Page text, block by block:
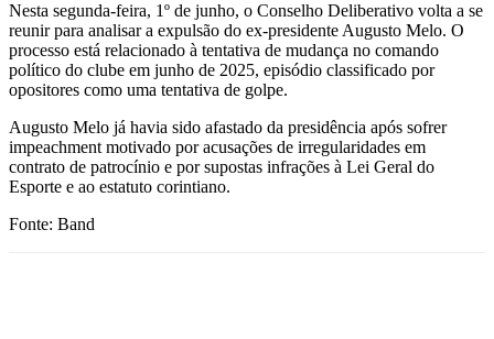
Nesta segunda-feira, 1º de junho, o Conselho Deliberativo volta a se
reunir para analisar a expulsão do ex-presidente Augusto Melo. O
processo está relacionado à tentativa de mudança no comando
político do clube em junho de 2025, episódio classificado por
opositores como uma tentativa de golpe.
Augusto Melo já havia sido afastado da presidência após sofrer
impeachment motivado por acusações de irregularidades em
contrato de patrocínio e por supostas infrações à Lei Geral do
Esporte e ao estatuto corintiano.
Fonte: Band